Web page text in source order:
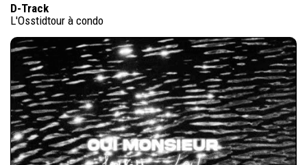
D-Track
L'Osstidtour à condo